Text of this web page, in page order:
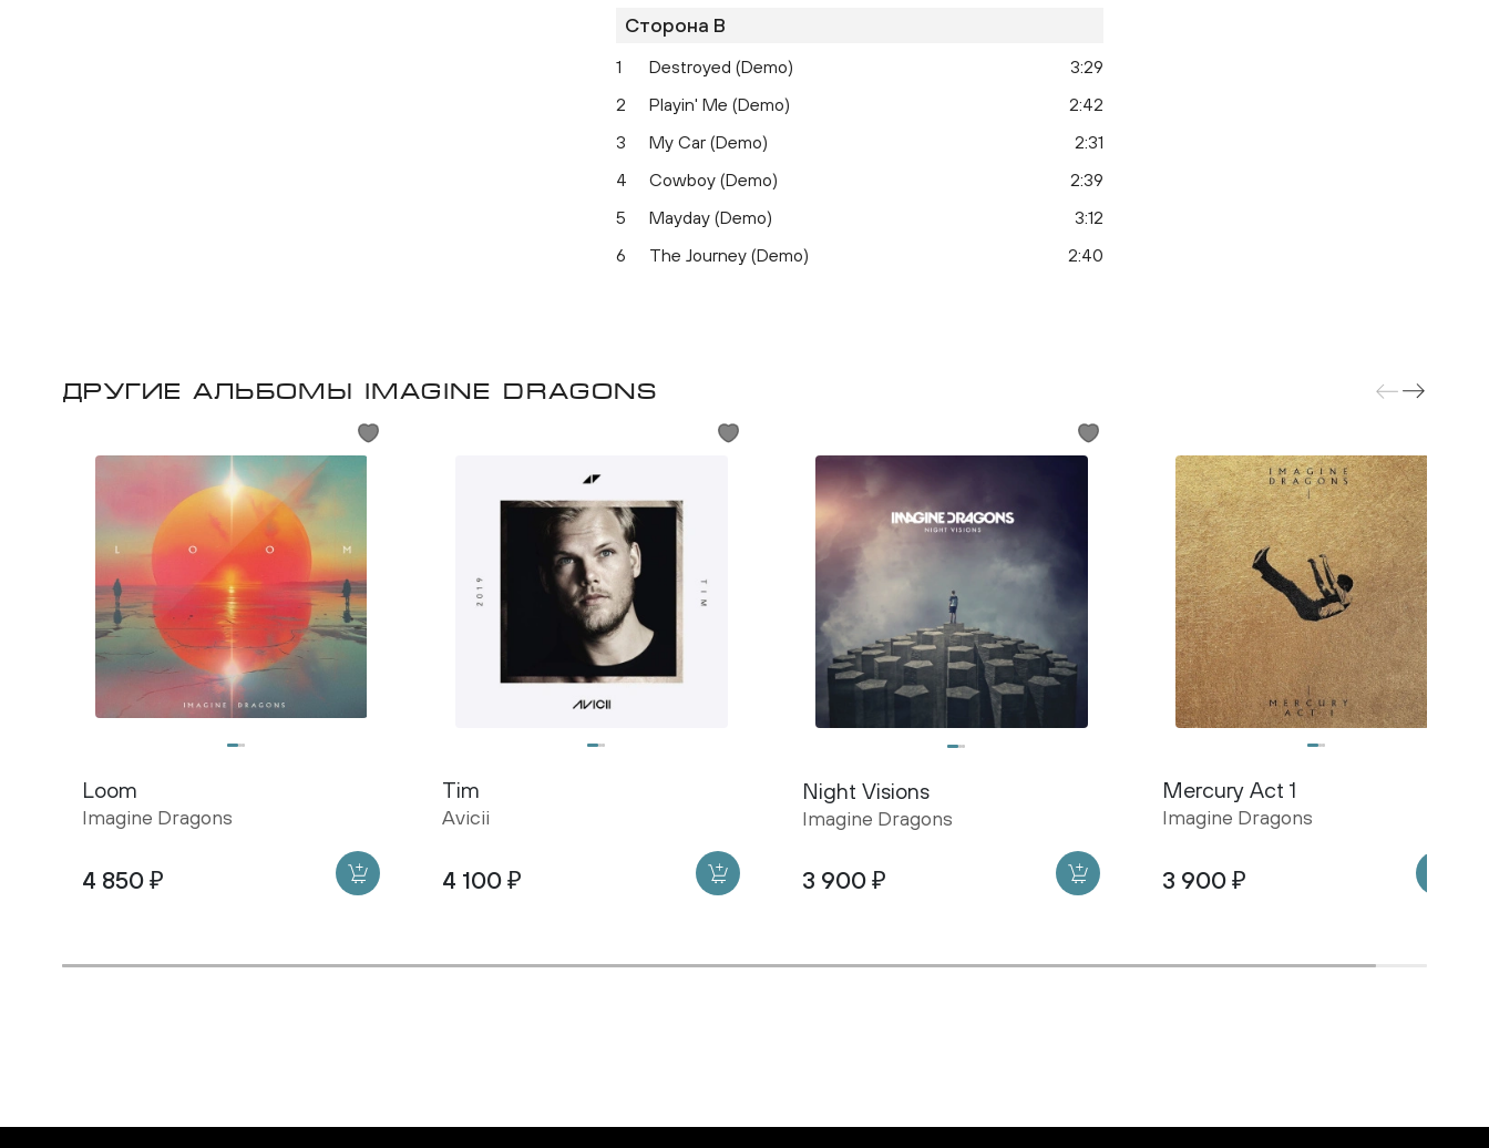
Сторона B
1 Destroyed (Demo)
3:29
2
Playin' Me (Demo)
2:42
3
My Car (Demo)
2:31
4
Cowboy (Demo)
2:39
5
Mayday (Demo)
3:12
6
The Journey (Demo) 2:40
Другие альбомы Imagine Dragons
Imagine Dragons
Loom
4 850 ₽
Avicii
Tim
4 100 ₽
Imagine Dragons
Night Visions
3 900 ₽
Imagine Dragons
Mercury Act 1
3 900 ₽